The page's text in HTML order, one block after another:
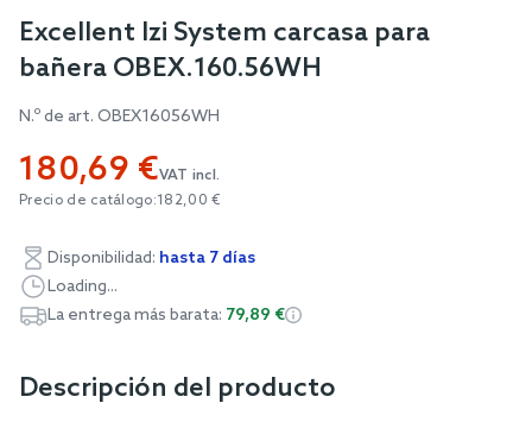
Skip
to
beginning
the
images
Excellent Izi System carcasa para
bañera OBEX.160.56WH
N.º de art. OBEX16056WH
180,69 €VAT incl.
Precio de catálogo:182,00 €
Disponibilidad: hasta 7 días
Loading...
La entrega más barata: 79,89 €
Descripción del producto